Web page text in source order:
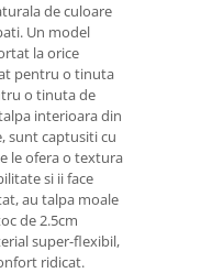
de culoare
Un model
la orice
pentru o tinuta
o tinuta de
interioara din
sunt captusiti cu
le ofera o textura
si ii face
au talpa moale
de 2.5cm
super-flexibil,
ridicat.